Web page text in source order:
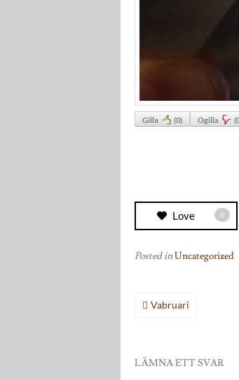
Gilla (0) Ogilla (
Love 0
Posted inUncategorized
Vabruari
LÄMNA ETT SVAR